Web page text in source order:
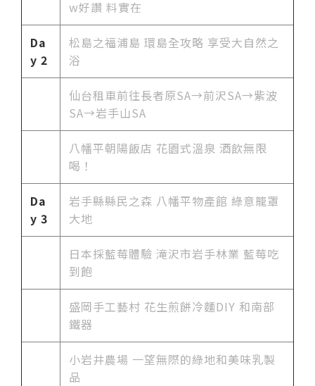
w好讚 料實在
Da
y 2
松島之福浦島 環島全攻略 享受大自然之
浴
仙台租車前往長者原SA→前沢SA→紫波
SA→岩手山SA
八幡平朝陽飯店 花園式溫泉 酒飲無限
喝！
Da
y 3
岩手縣縣民之森 八幡平物產館 綠意籠罩
大地
日本採藍莓體驗 滝沢市岩手林業 藍莓吃
到飽
盛岡手工藝村 花生煎餅冷麵DIY 和南部
鐵器
小岩井農場 一望無際的綠地和美味乳製
品